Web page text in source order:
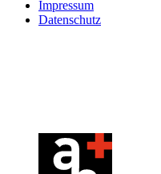
Impressum
Datenschutz